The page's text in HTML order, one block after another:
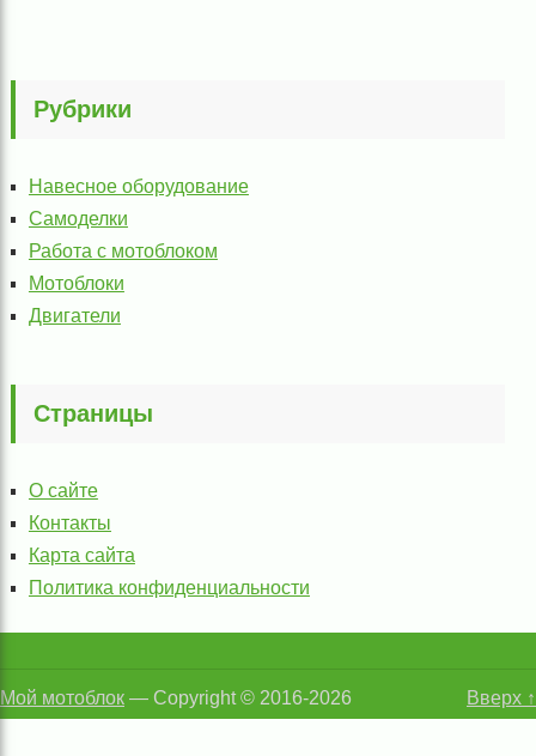
Рубрики
Навесное оборудование
Самоделки
Работа с мотоблоком
Мотоблоки
Двигатели
Страницы
О сайте
Контакты
Карта сайта
Политика конфиденциальности
Мой мотоблок — Copyright © 2016-2026 Вверх ↑